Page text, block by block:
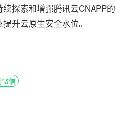
探索和增强腾讯云CNAPP的
升云原生安全水位。
微信